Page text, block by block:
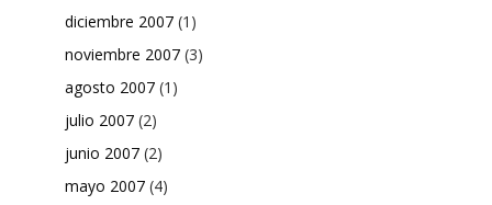
diciembre 2007 (1)
noviembre 2007 (3)
agosto 2007 (1)
julio 2007 (2)
junio 2007 (2)
mayo 2007 (4)